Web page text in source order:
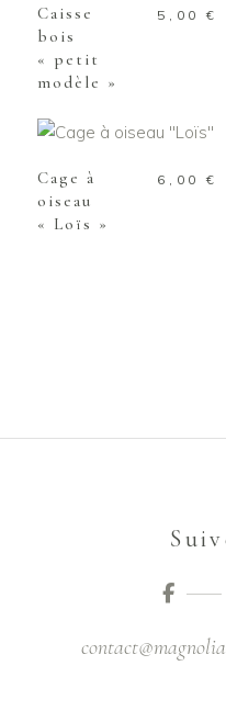
Caisse
bois
« petit
modèle »
5,00€
PANIER
Cage à
oiseau
« Loïs »
6,00€